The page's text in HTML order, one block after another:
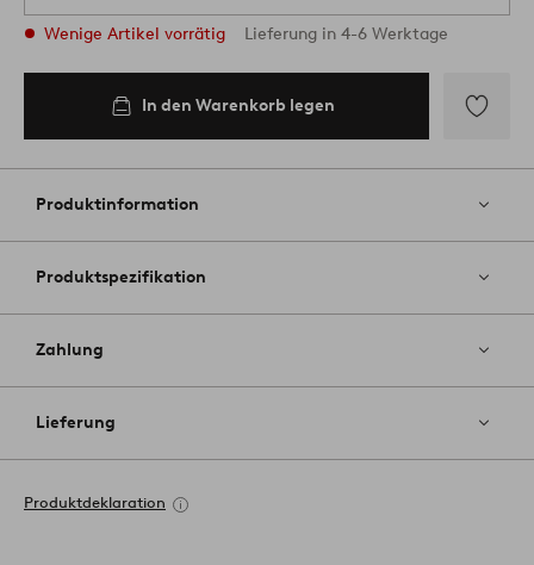
Wenige Artikel vorrätig Lieferung in 4-6 Werktage
In den Warenkorb legen
Favoriten
Produktinformation
Produktspezifikation
Zahlung
Lieferung
Produktdeklaration